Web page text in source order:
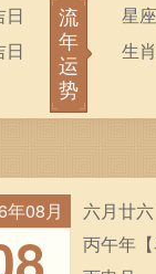
日
日
流
年
运
势
星
生
年08月
六月廿六
丙午年【